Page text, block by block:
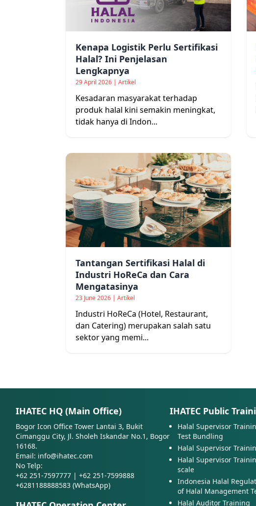
Kenapa Logistik Perlu Sertifikasi
Halal? Ini Penjelasan
Lengkapnya
29 April 2026 | Artikel
Kesadaran masyarakat terhadap
produk halal kini semakin meningkat,
tidak hanya di Indon...
Tantangan Sertifikasi Halal di
Industri HoReCa dan Cara
Mengatasinya
23 June 2026 | Artikel
Industri HoReCa (Hotel, Restaurant,
dan Catering) merupakan salah satu
sektor yang memi...
IHATEC HQ (Main Office)
Bogor Icon Office Tower Lantai 3, Bukit
Cimanggu City, Jl. Sholeh Iskandar No.1, Bogor
16168.
Email: info@ihatec.com
No Telp:
+62 251-7597777 | +62 251-7599888
+6281188888583 (WhatsApp)
IHATEC Public
Halal Supervisor
Test Bundling
Halal Supervisor
Halal Supervisor
scale
Indonesia Halal
of Halal Management
Halal Auditor Training